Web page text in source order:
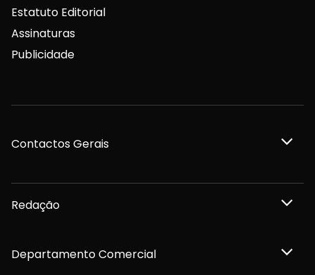
Estatuto Editorial
Assinaturas
Publicidade
Contactos Gerais
Redação
Departamento Comercial